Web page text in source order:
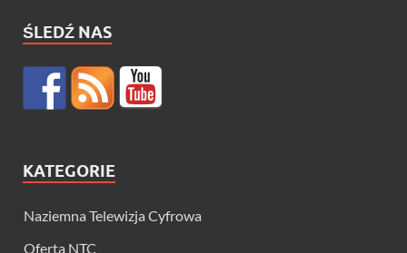
ŚLEDŹ NAS
KATEGORIE
Naziemna Telewizja Cyfrowa
Oferta NTC